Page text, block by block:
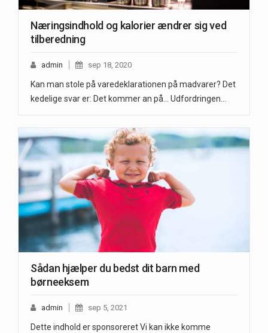
Næringsindhold og kalorier ændrer sig ved
tilberedning
admin sep 18, 2020
Kan man stole på varedeklarationen på madvarer? Det
kedelige svar er: Det kommer an på... Udfordringen…
Sådan hjælper du bedst dit barn med
børneeksem
admin sep 5, 2021
Dette indhold er sponsoreret Vi kan ikke komme